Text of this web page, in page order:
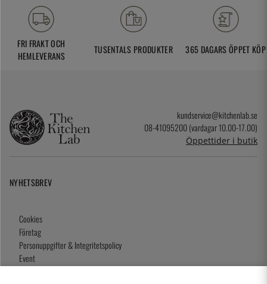
FRI FRAKT OCH
HEMLEVERANS
TUSENTALS PRODUKTER 365 DAGARS ÖPPET KÖP
kundservice@kitchenlab.se
08-41095200 (vardagar 10.00-17.00)
Öppettider i butik
NYHETSBREV
Cookies
Företag
Personuppgifter & Integritetspolicy
Event